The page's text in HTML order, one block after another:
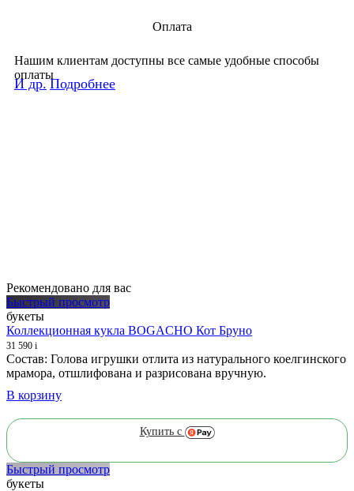
Оплата
Нашим клиентам доступны все самые удобные способы
оплаты
И др. Подробнее
Рекомендовано для вас
Быстрый просмотр
букеты
Коллекционная кукла BOGACHO Кот Бруно
31 590 i
Состав: Голова игрушки отлита из натурального коелгинского
мрамора, отшлифована и разрисована вручную.
В корзину
Купить с
Быстрый просмотр
букеты